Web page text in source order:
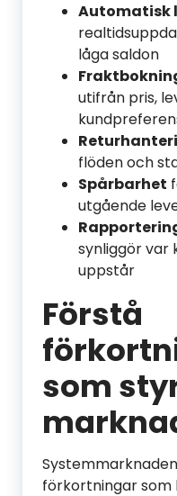
Automatisk
låga saldon
utifrån pris,
flöden och
Spårbarhet
utgående
synliggör var
uppstår
Förstå
som
förkortningar som